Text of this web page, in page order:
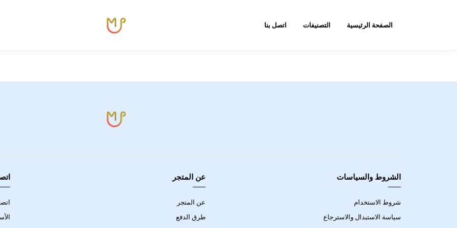
الصفحة الرئيسية التصنيفات اتصل بنا
الشروط والسياسات
شروط الاستخدام
سياسة الاستبدال والاسترجاع
عن المتجر
عن المتجر
طرق الدفع